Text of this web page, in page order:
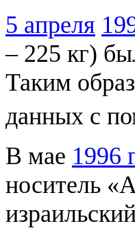
5 апреля
– 225 кг)
Таким
данных с
В мае 1996
носитель